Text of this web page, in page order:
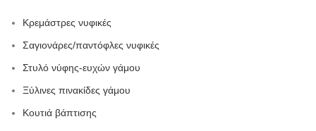
Κρεμάστρες νυφικές
Σαγιονάρες/παντόφλες νυφικές
Στυλό νύφης-ευχών γάμου
Ξύλινες πινακίδες γάμου
Κουτιά βάπτισης